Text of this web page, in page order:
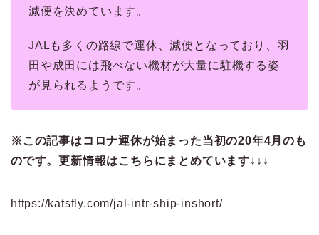
減便を決めています。
JALも多くの路線で運休、減便となっており、羽
田や成田には飛べない機材が大量に駐機する姿
が見られるようです。
※この記事はコロナ運休が始まった当初の20年4月のも
のです。更新情報はこちらにまとめています↓↓↓
https://katsfly.com/jal-intr-ship-inshort/